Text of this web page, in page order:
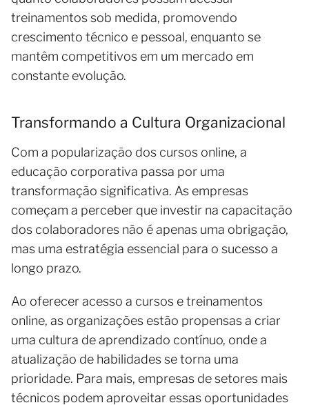
treinamentos sob medida, promovendo
crescimento técnico e pessoal, enquanto se
mantêm competitivos em um mercado em
constante evolução.
Transformando a Cultura Organizacional
Com a popularização dos cursos online, a
educação corporativa passa por uma
transformação significativa. As empresas
começam a perceber que investir na capacitação
dos colaboradores não é apenas uma obrigação,
mas uma estratégia essencial para o sucesso a
longo prazo.
Ao oferecer acesso a cursos e treinamentos
online, as organizações estão propensas a criar
uma cultura de aprendizado contínuo, onde a
atualização de habilidades se torna uma
prioridade. Para mais, empresas de setores mais
técnicos podem aproveitar essas oportunidades